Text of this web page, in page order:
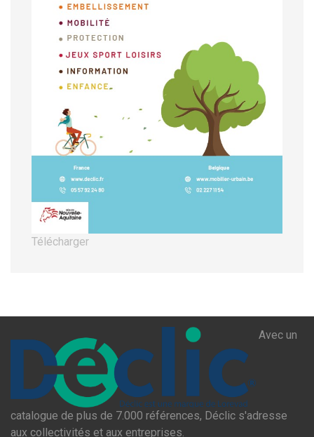
Télécharger
Avec un
catalogue de plus de 7.000 références, Déclic s'adresse
aux collectivités et aux entreprises.